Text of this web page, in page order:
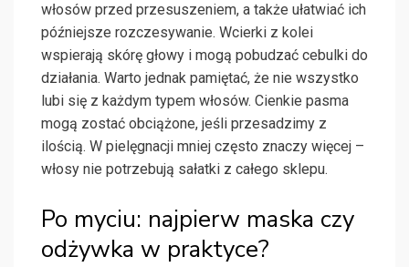
włosów przed przesuszeniem, a także ułatwiać ich
późniejsze rozczesywanie. Wcierki z kolei
wspierają skórę głowy i mogą pobudzać cebulki do
działania. Warto jednak pamiętać, że nie wszystko
lubi się z każdym typem włosów. Cienkie pasma
mogą zostać obciążone, jeśli przesadzimy z
ilością. W pielęgnacji mniej często znaczy więcej –
włosy nie potrzebują sałatki z całego sklepu.
Po myciu: najpierw maska czy
odżywka w praktyce?